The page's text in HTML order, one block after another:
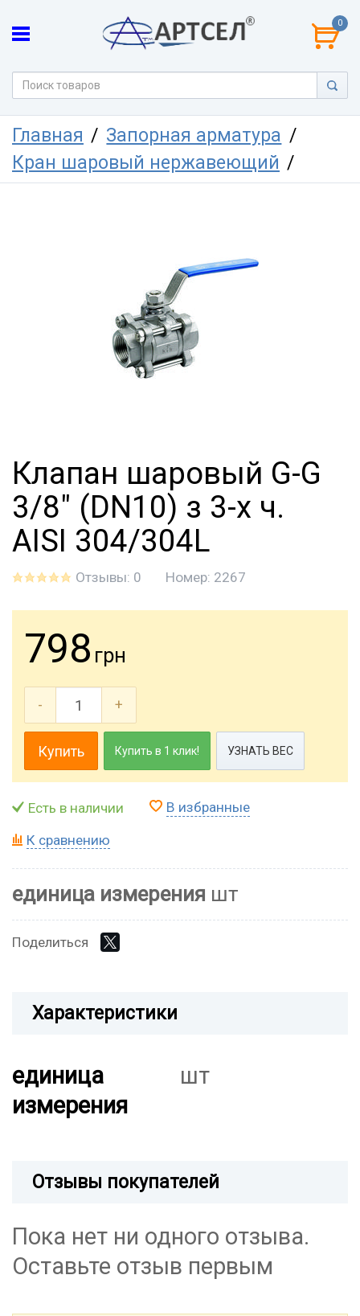
0
Главная
Запорная арматура
Кран шаровый нержавеющий
Клапан шаровый G-G
3/8" (DN10) з 3-х ч.
AISI 304/304L
Отзывы: 0 Номер: 2267
798 грн
- +
Купить Купить в 1 клик! УЗНАТЬ ВЕС
Есть в наличии В избранные
К сравнению
единица измерения шт
Поделиться
Характеристики
единица
измерения
шт
Отзывы покупателей
Пока нет ни одного отзыва.
Оставьте отзыв первым